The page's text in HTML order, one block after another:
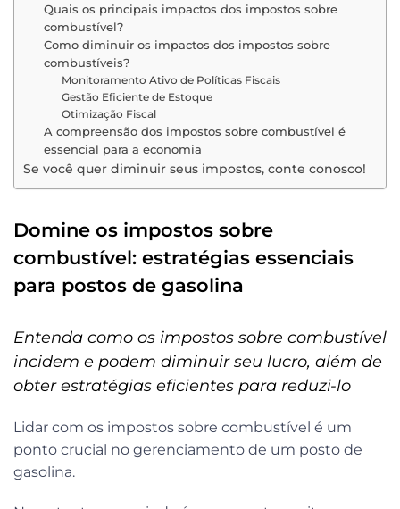
Quais os principais impactos dos impostos sobre
combustível?
Como diminuir os impactos dos impostos sobre
combustíveis?
Monitoramento Ativo de Políticas Fiscais
Gestão Eficiente de Estoque
Otimização Fiscal
A compreensão dos impostos sobre combustível é
essencial para a economia
Se você quer diminuir seus impostos, conte conosco!
Domine os impostos sobre
combustível: estratégias essenciais
para postos de gasolina
Entenda como os impostos sobre combustível
incidem e podem diminuir seu lucro, além de
obter estratégias eficientes para reduzi-lo
Lidar com os impostos sobre combustível é um
ponto crucial no gerenciamento de um posto de
gasolina.